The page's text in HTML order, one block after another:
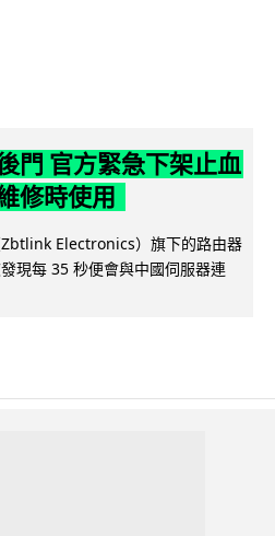
門 官方緊急下架止血
修時使用
Electronics）旗下的路由器
現每 35 秒便會與中國伺服器連